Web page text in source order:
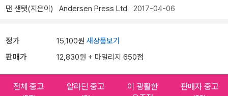
댄 샌탯(지은이) Andersen Press Ltd 2017-04-06
정가 15,100원 새상품보기
판매가 12,830원 + 마일리지 650점
전체 중고 알라딘 중고
이 광활한
판매자 중고